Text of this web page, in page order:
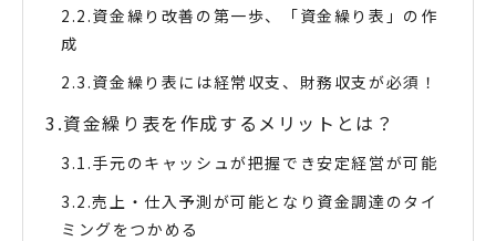
資金繰り改善の第一歩、「資金繰り表」の作
成
資金繰り表には経常収支、財務収支が必須！
資金繰り表を作成するメリットとは？
手元のキャッシュが把握でき安定経営が可能
売上・仕入予測が可能となり資金調達のタイ
ミングをつかめる